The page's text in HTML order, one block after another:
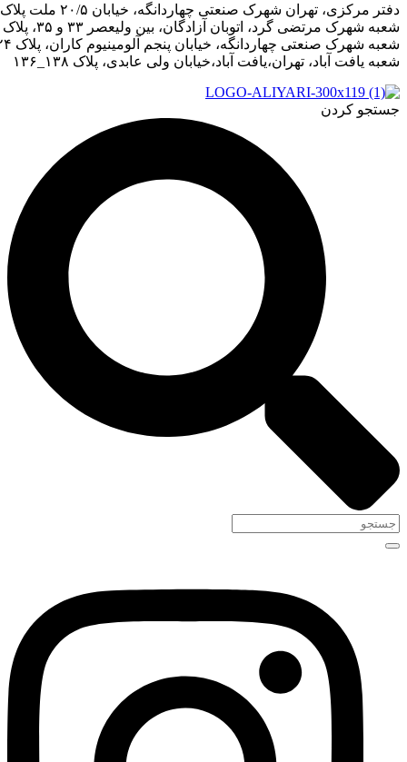
شهرک صنعتی چهاردانگه، خیابان ۲۰/۵ ملت پلاک ۵۱،۵۳،۵۵
گرد، اتوبان آزادگان، بین ولیعصر ۳۳ و ۳۵، پلاک ۱۷۵۳
صنعتی چهاردانگه، خیابان پنجم آلومینیوم کاران، پلاک ۲۴
تهران،یافت آباد،خیابان ولی عابدی، پلاک ۱۳۸_۱۳۶